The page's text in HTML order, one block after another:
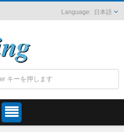
日本語